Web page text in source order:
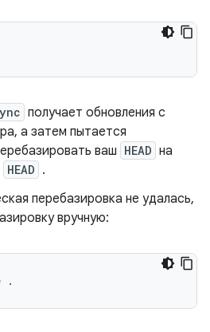
получает обновления с
а затем пытается
ваш HEAD на
HEAD .
перебазировка не удалась,
вручную:
.